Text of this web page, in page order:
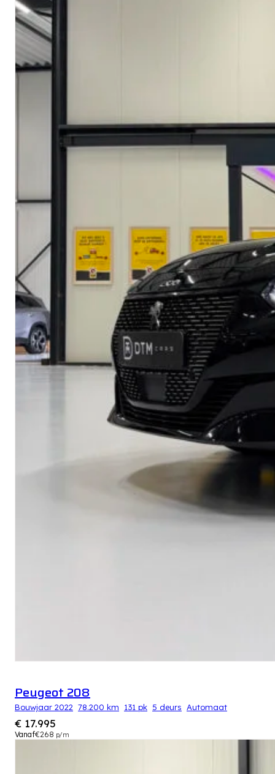
Peugeot 208
Bouwjaar 2022 78.200 km 131 pk 5 deurs Automaat
€ 17.995
Vanaf€268 p/m